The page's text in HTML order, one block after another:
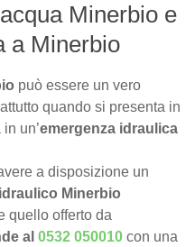
Minerbio e
a Minerbio
può essere un vero
quando si presenta in
un’emergenza idraulica
a disposizione un
Minerbio
quello offerto da
al0532 050010 con una